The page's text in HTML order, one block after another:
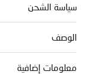
الشحن
إضافية